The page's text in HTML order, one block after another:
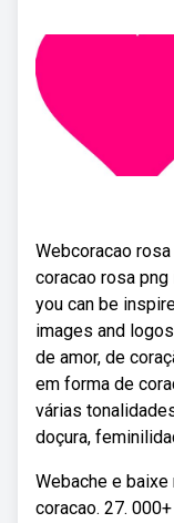
Webcoracao
coracao rosa
you can be
images and
de amor, de
em forma de
várias
doçura,
Webache e
coracao. 27.